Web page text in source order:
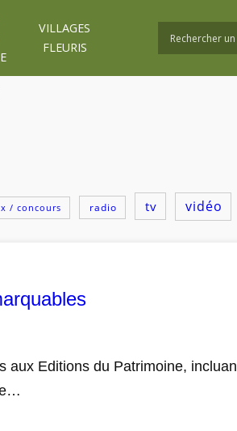
VILLAGES
FLEURIS
/ concours radio tv vidéo
aux Editions du Patrimoine,